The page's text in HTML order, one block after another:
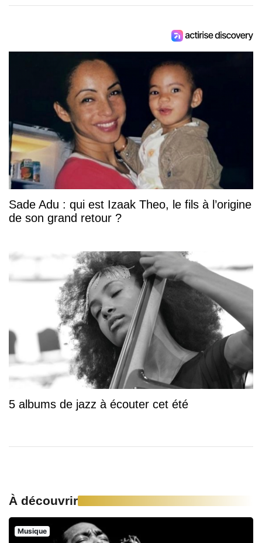
Sade Adu : qui est Izaak Theo, le fils à l’origine
de son grand retour ?
5 albums de jazz à écouter cet été
À découvrir
Musique